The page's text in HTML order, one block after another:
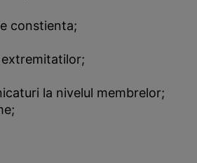
constienta;
extremitatilor;
la nivelul membrelor;